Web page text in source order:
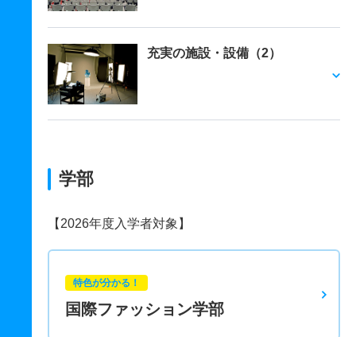
充実の施設・設備（2）
学部
【2026年度入学者対象】
特色が分かる！
国際ファッション学部